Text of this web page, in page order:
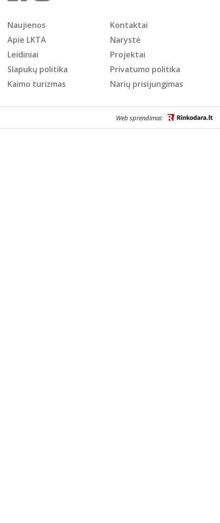
Naujienos
Kontaktai
Apie LKTA
Narystė
Leidiniai
Projektai
Slapukų politika
Privatumo politika
Kaimo turizmas
Narių prisijungimas
Web sprendimai: